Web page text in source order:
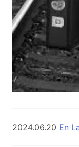
2024.06.20 En